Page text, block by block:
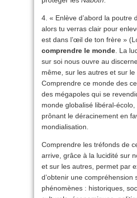
4. « Enlève d’abord la poutre
alors tu verras clair pour
est dans l’œil de ton frère »
comprendre le monde . La
sur soi nous ouvre au
même, sur les autres et sur le
Comprendre ce monde des
des mégapoles qui se
monde globalisé libéral-
prônant le déracinement en
mondialisation.
Comprendre les tréfonds de
arrive, grâce à la lucidité sur
et sur les autres, permet par
d’obtenir une compréhension
phénomènes : historiques,